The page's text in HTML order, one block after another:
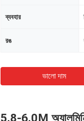
ব্যবহার
রঙ
ভালো দাম
5.8-6.0M